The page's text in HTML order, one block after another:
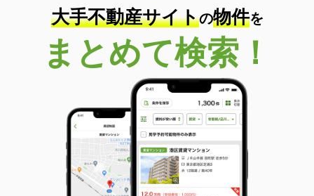
大手不動産サイトの物件を
まとめて検索！